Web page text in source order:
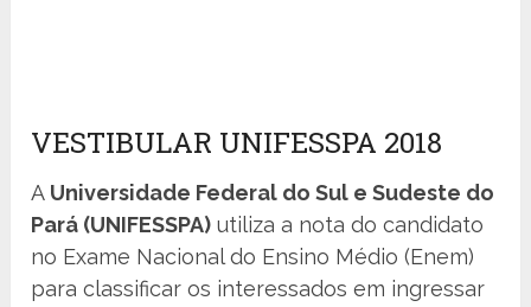
VESTIBULAR UNIFESSPA 2018
A Universidade Federal do Sul e Sudeste do
Pará (UNIFESSPA) utiliza a nota do candidato
no Exame Nacional do Ensino Médio (Enem)
para classificar os interessados em ingressar